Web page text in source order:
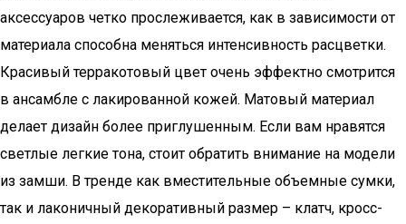
аксессуаров четко прослеживается, как в зависимости от
материала способна меняться интенсивность расцветки.
Красивый терракотовый цвет очень эффектно смотрится
в ансамбле с лакированной кожей. Матовый материал
делает дизайн более приглушенным. Если вам нравятся
светлые легкие тона, стоит обратить внимание на модели
из замши. В тренде как вместительные объемные сумки,
так и лаконичный декоративный размер – клатч, кросс-